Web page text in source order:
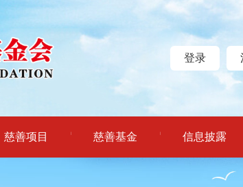
登录
慈善项目 慈善基金 信息披露